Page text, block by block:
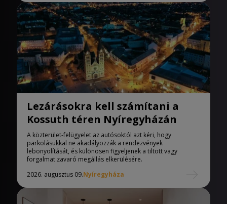
Lezárásokra kell számítani a
Kossuth téren Nyíregyházán
A közterület-felügyelet az autósoktól azt kéri, hogy
parkolásukkal ne akadályozzák a rendezvények
lebonyolítását, és különösen figyeljenek a tiltott vagy
forgalmat zavaró megállás elkerülésére.
2026. augusztus 09.Nyíregyháza